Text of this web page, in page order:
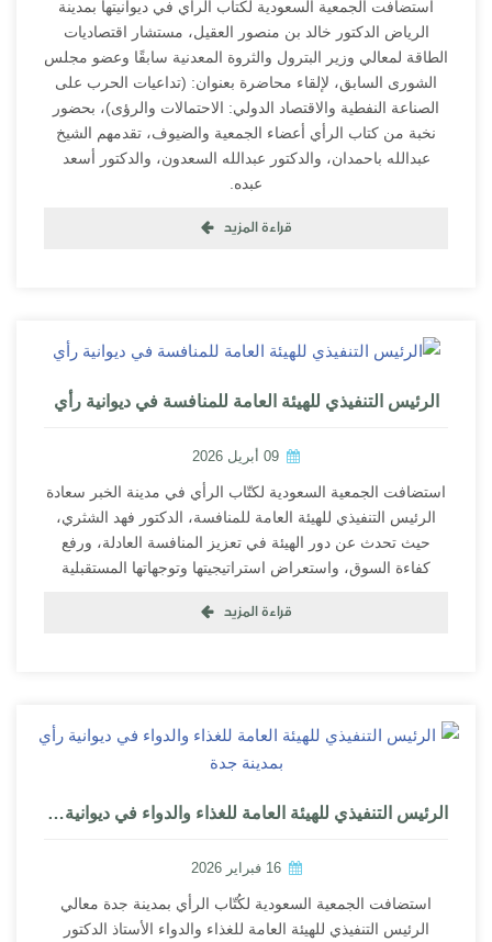
استضافت الجمعية السعودية لكتاب الرأي في ديوانيتها بمدينة
الرياض الدكتور خالد بن منصور العقيل، مستشار اقتصاديات
الطاقة لمعالي وزير البترول والثروة المعدنية سابقًا وعضو مجلس
الشورى السابق، لإلقاء محاضرة بعنوان: (تداعيات الحرب على
الصناعة النفطية والاقتصاد الدولي: الاحتمالات والرؤى)، بحضور
نخبة من كتاب الرأي أعضاء الجمعية والضيوف، تقدمهم الشيخ
عبدالله باحمدان، والدكتور عبدالله السعدون، والدكتور أسعد
عبده.
قراءة المزيد
الرئيس التنفيذي للهيئة العامة للمنافسة في ديوانية رأي
09 أبريل 2026
استضافت الجمعية السعودية لكتّاب الرأي في مدينة الخبر سعادة
الرئيس التنفيذي للهيئة العامة للمنافسة، الدكتور فهد الشثري،
حيث تحدث عن دور الهيئة في تعزيز المنافسة العادلة، ورفع
كفاءة السوق، واستعراض استراتيجيتها وتوجهاتها المستقبلية
قراءة المزيد
الرئيس التنفيذي للهيئة العامة للغذاء والدواء في ديوانية رأي بمدينة جدة
16 فبراير 2026
استضافت الجمعية السعودية لكُتّاب الرأي بمدينة جدة معالي
الرئيس التنفيذي للهيئة العامة للغذاء والدواء الأستاذ الدكتور